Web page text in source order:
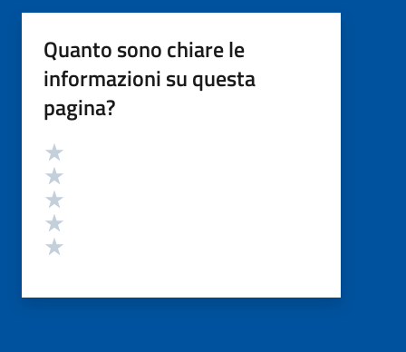
Quanto sono chiare le
informazioni su questa
pagina?
Valutazione